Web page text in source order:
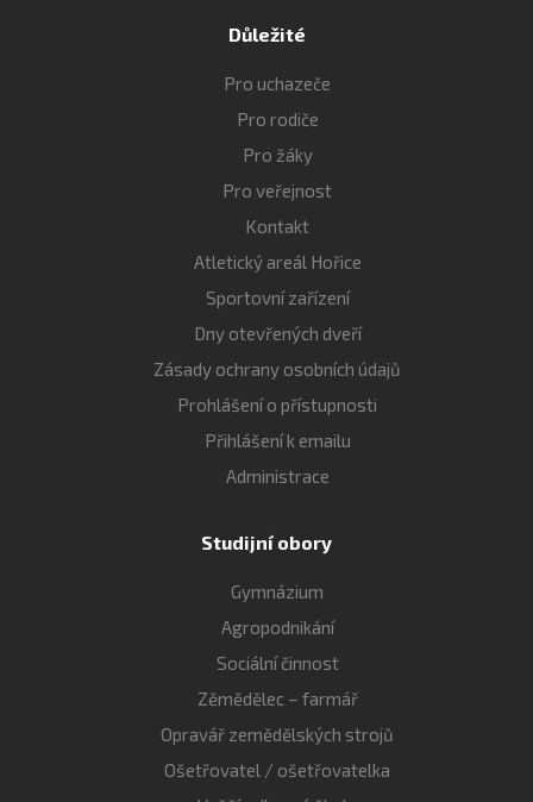
Důležité
Pro uchazeče
Pro rodiče
Pro žáky
Pro veřejnost
Kontakt
Atletický areál Hořice
Sportovní zařízení
Dny otevřených dveří
Zásady ochrany osobních údajů
Prohlášení o přístupnosti
Přihlášení k emailu
Administrace
Studijní obory
Gymnázium
Agropodnikání
Sociální činnost
Zěmědělec – farmář
Opravář zemědělských strojů
Ošetřovatel / ošetřovatelka